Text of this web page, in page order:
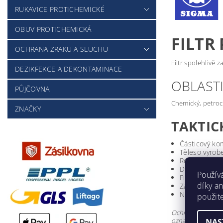
RUKAVICE PROTICHEMICKÉ
OBUV PROTICHEMICKÁ
OCHRANA ZRAKU A SLUCHU
DEZIKFEKCE A DEKONTAMINACE
PŮJČOVNA
ZNAČKY
FILTR
Filtr spolehlivě
Chemický,
Částicový
Těleso
Rozměry:
Dýchací
Filtrační
Závitové
Normy: EN
Ochranný filtr P3
označeny
díky